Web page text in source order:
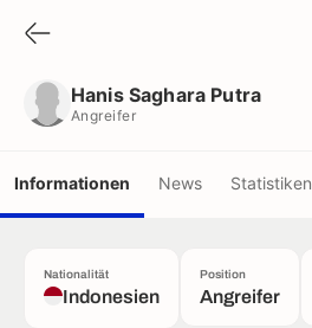
Hanis Saghara Putra
Angreifer
Informationen News Statistiken
Nationalität
Indonesien
Position
Angreifer